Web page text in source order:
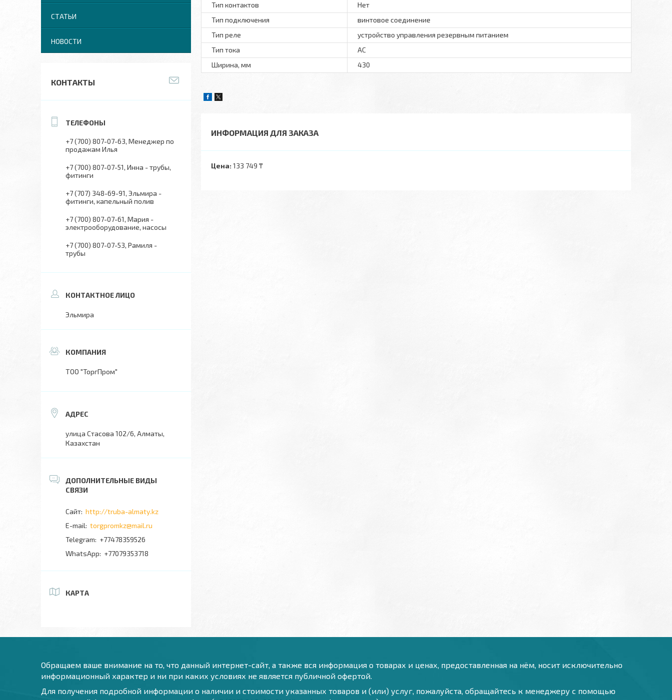
Тип контактов
Нет
Тип подключения
винтовое соединение
Тип реле
устройство управления резервным питанием
Тип тока
AC
Ширина, мм
430
ИНФОРМАЦИЯ ДЛЯ ЗАКАЗА
Цена: 133 749 ₸
СТАТЬИ
НОВОСТИ
КОНТАКТЫ
+7 (700) 807-07-63 Менеджер по
продажам Илья
+7 (700) 807-07-51 Инна - трубы,
фитинги
+7 (707) 348-69-91 Эльмира -
фитинги, капельный полив
+7 (700) 807-07-61 Мария -
электрооборудование, насосы
+7 (700) 807-07-53 Рамиля -
трубы
Эльмира
ТОО "ТоргПром"
улица Стасова 102/6, Алматы,
Казахстан
http://truba-almaty.kz
torgpromkz@mail.ru
+77478359526
+77079353718
КАРТА
Обращаем ваше внимание на то, что данный интернет-сайт, а также вся информация о товарах и ценах, предоставленная на нём, носит исключительно
информационный характер и ни при каких условиях не является публичной офертой.
Для получения подробной информации о наличии и стоимости указанных товаров и (или) услуг, пожалуйста, обращайтесь к менеджеру с помощью